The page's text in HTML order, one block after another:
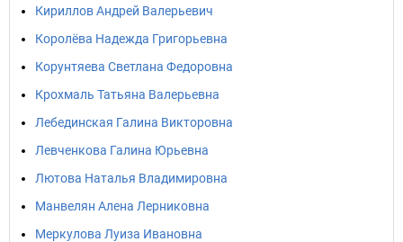
Кириллов Андрей Валерьевич
Королёва Надежда Григорьевна
Корунтяева Светлана Федоровна
Крохмаль Татьяна Валерьевна
Лебединская Галина Викторовна
Левченкова Галина Юрьевна
Лютова Наталья Владимировна
Манвелян Алена Лерниковна
Меркулова Луиза Ивановна